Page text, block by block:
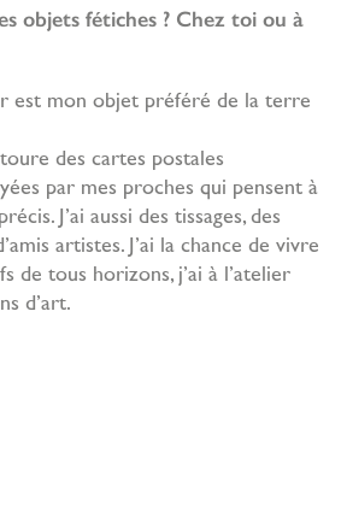
objets fétiches ? Chez toi ou à
est mon objet préféré de la terre
des cartes postales
par mes proches qui pensent à
J’ai aussi des tissages, des
artistes. J’ai la chance de vivre
de tous horizons, j’ai à l’atelier
d’art.